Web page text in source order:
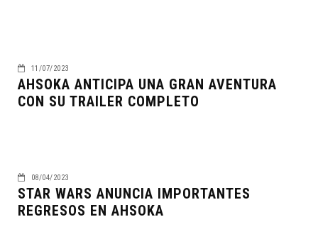
11/07/2023
AHSOKA ANTICIPA UNA GRAN AVENTURA
CON SU TRAILER COMPLETO
08/04/2023
STAR WARS ANUNCIA IMPORTANTES
REGRESOS EN AHSOKA